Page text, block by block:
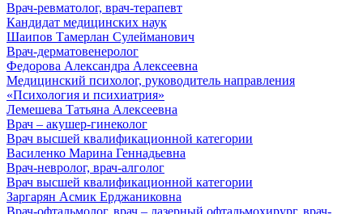
Врач-ревматолог, врач-терапевт
Кандидат медицинских наук
Шаипов Тамерлан Сулейманович
Врач-дерматовенеролог
Федорова Александра Алексеевна
Медицинский психолог, руководитель направления
«Психология и психиатрия»
Лемешева Татьяна Алексеевна
Врач – акушер-гинеколог
Врач высшей квалификационной категории
Василенко Марина Геннадьевна
Врач-невролог, врач-алголог
Врач высшей квалификационной категории
Заргарян Асмик Ерджаниковна